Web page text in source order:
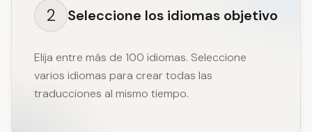
2 Seleccione los idiomas objetivo
Elija entre más de 100 idiomas. Seleccione
varios idiomas para crear todas las
traducciones al mismo tiempo.